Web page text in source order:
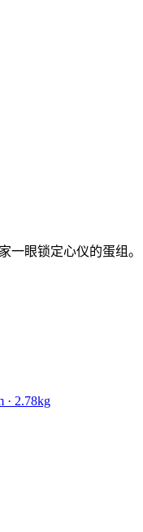
一眼锁定心仪的蛋组。
· 2.78kg